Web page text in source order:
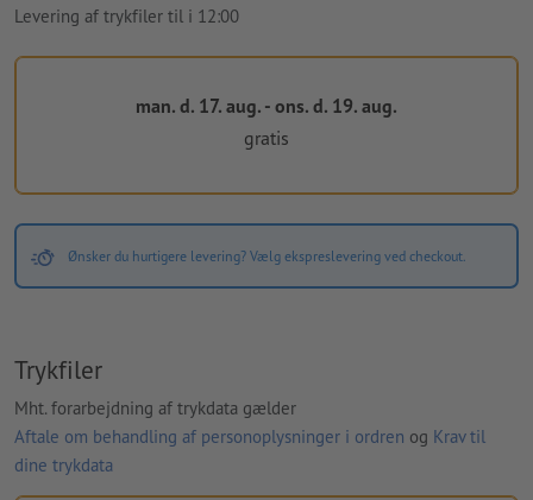
Levering af trykfiler til i 12:00
man. d. 17. aug. - ons. d. 19. aug.
gratis
Ønsker du hurtigere levering? Vælg ekspreslevering ved checkout.
Trykfiler
Mht. forarbejdning af trykdata gælder
Aftale om behandling af personoplysninger i ordren og Krav til
dine trykdata